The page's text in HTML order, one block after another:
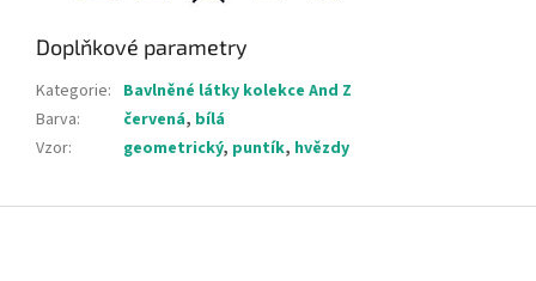
Doplňkové parametry
Kategorie: Bavlněné látky kolekce And Z
Barva: červená, bílá
Vzor: geometrický, puntík, hvězdy